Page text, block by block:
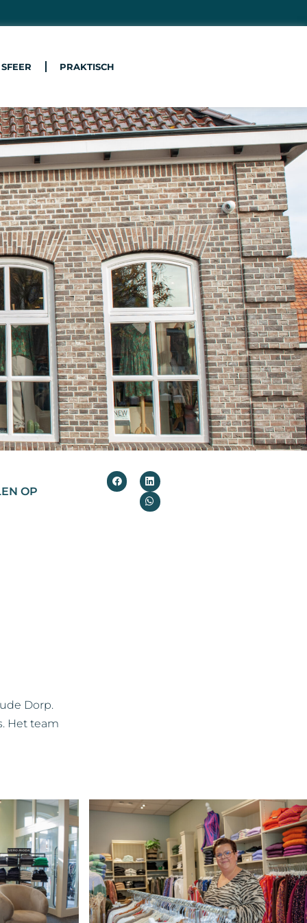
PRAKTISCH
OP
Dorp.
Het team